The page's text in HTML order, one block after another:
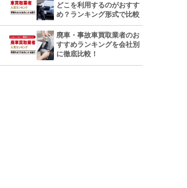
どこを利用するのがおすす
め？ランキング形式で比較
廃車・事故車買取業者のお
すすめランキングを会社別
に徹底比較！